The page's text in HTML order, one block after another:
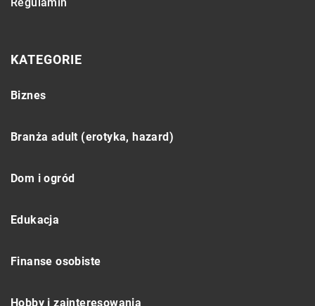
KATEGORIE
Biznes
Branża adult (erotyka, hazard)
Dom i ogród
Edukacja
Finanse osobiste
Hobby i zainteresowania